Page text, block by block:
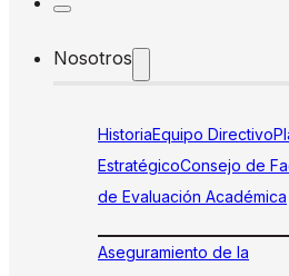
Nosotros
HistoriaEquipo Directivo
EstratégicoConsejo de
de Evaluación Académica
Aseguramiento de la